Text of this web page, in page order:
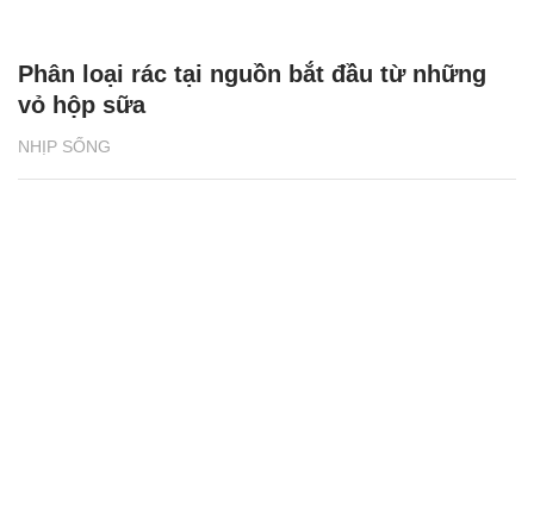
NHỊP SỐNG
Phân loại rác tại nguồn bắt đầu từ những
vỏ hộp sữa